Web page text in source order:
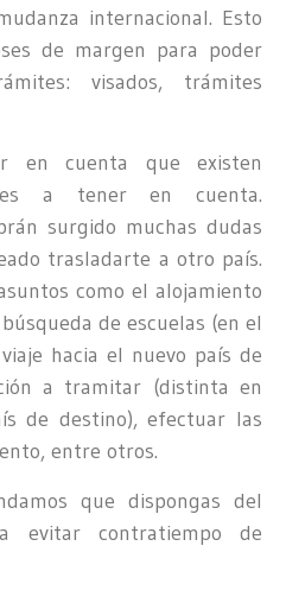
internacional. Esto
de margen para poder
visados, trámites
en cuenta que existen
a tener en cuenta.
surgido muchas dudas
trasladarte a otro país.
como el alojamiento
de escuelas (en el
hacia el nuevo país de
a tramitar (distinta en
de destino), efectuar las
entre otros.
que dispongas del
evitar contratiempo de